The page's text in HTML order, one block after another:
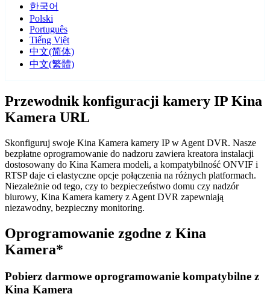
한국어
Polski
Português
Tiếng Việt
中文(简体)
中文(繁體)
Przewodnik konfiguracji kamery IP Kina
Kamera URL
Skonfiguruj swoje Kina Kamera kamery IP w Agent DVR. Nasze
bezpłatne oprogramowanie do nadzoru zawiera kreatora instalacji
dostosowany do Kina Kamera modeli, a kompatybilność ONVIF i
RTSP daje ci elastyczne opcje połączenia na różnych platformach.
Niezależnie od tego, czy to bezpieczeństwo domu czy nadzór
biurowy, Kina Kamera kamery z Agent DVR zapewniają
niezawodny, bezpieczny monitoring.
Oprogramowanie zgodne z Kina
Kamera*
Pobierz darmowe oprogramowanie kompatybilne z
Kina Kamera